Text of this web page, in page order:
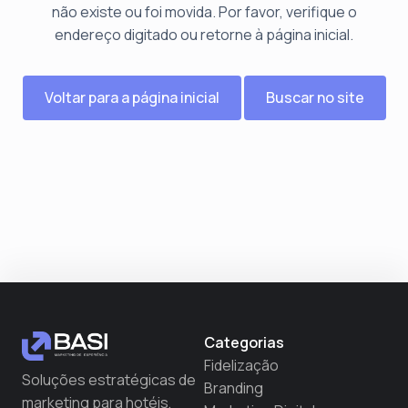
não existe ou foi movida. Por favor, verifique o
endereço digitado ou retorne à página inicial.
Voltar para a página inicial Buscar no site
Soluções estratégicas de
marketing para hotéis,
Categorias
Fidelização
Branding